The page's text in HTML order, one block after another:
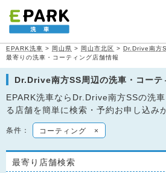
EPARK洗車 > 岡山県 > 岡山市北区 > Dr.Drive南方
最寄りの洗車・コーティング店舗情報
Dr.Drive南方SS周辺の洗車・コーテ
EPARK洗車ならDr.Drive南方SSの洗
る店舗を簡単に検索・予約お申し込み
条件： コーティング ×
最寄り店舗検索